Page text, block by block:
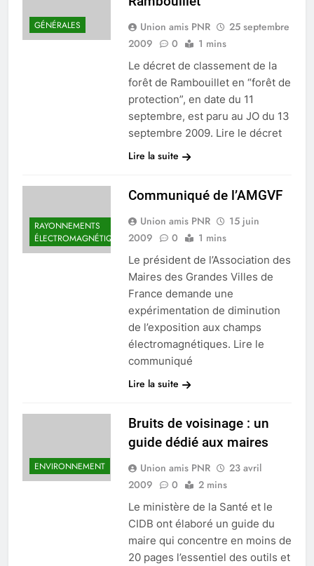
GÉNÉRALES Union amis PNR
25 septembre
2009
0 1 mins
Le décret de classement de la
forêt de Rambouillet en “forêt de
protection”, en date du 11
septembre, est paru au JO du 13
septembre 2009. Lire le décret
Lire la suite
RAYONNEMENTS
ÉLECTROMAGNÉTIQUES
Communiqué de l’AMGVF
Union amis PNR
15 juin
2009
0 1 mins
Le président de l’Association des
Maires des Grandes Villes de
France demande une
expérimentation de diminution
de l’exposition aux champs
électromagnétiques. Lire le
communiqué
Lire la suite
ENVIRONNEMENT
Bruits de voisinage : un
guide dédié aux maires
Union amis PNR
23 avril
2009
0 2 mins
Le ministère de la Santé et le
CIDB ont élaboré un guide du
maire qui concentre en moins de
20 pages l’essentiel des outils et